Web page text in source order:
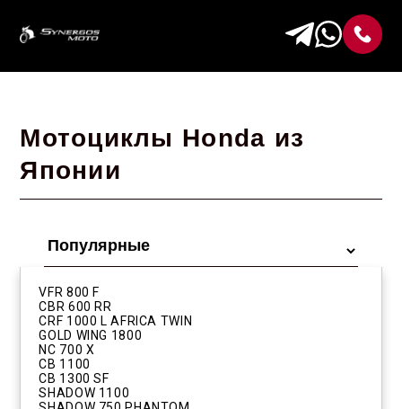
Мотоциклы Honda из
Японии
VFR 800 F
CBR 600 RR
CRF 1000 L AFRICA TWIN
GOLD WING 1800
NC 700 X
CB 1100
CB 1300 SF
SHADOW 1100